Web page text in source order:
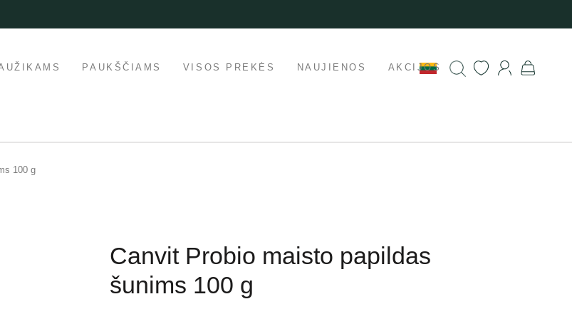
PAUKŠČIAMS VISOS PREKĖS NAUJIENOS AKCIJOS
100 g
Canvit Probio maisto papildas
šunims 100 g